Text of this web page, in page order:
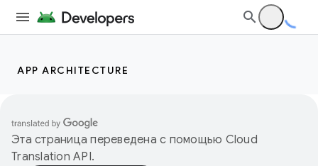
APP ARCHITECTURE
Эта страница переведена с помощью Cloud
Translation API.